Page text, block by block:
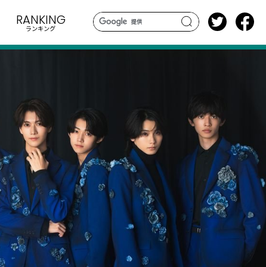
search
RANKING
ランキング